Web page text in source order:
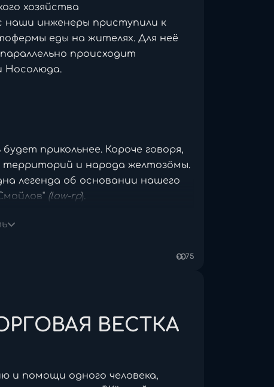
Выберите,
хозяйства
наши инженеры приступили к
еды на жителях. Для неё
происходит
Носолюда.
прикольнее. Короче говоря,
и народа желтозöмы.
легенда об основании нашего
(low-rp).
нами в контакт и читать о нас.
о нашем житие мы
75
ВЕСТКА
и помощи одного человека,